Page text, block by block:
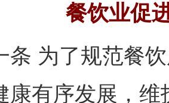
餐饮业促
为了规范餐饮
康有序发展，